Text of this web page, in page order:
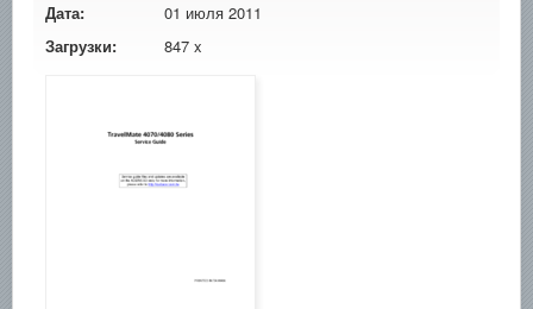
Дата:
01 июля 2011
Загрузки:
847 x